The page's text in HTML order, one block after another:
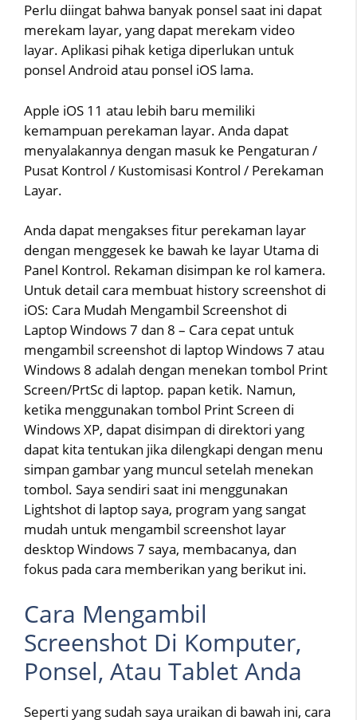
Perlu diingat bahwa banyak ponsel saat ini dapat
merekam layar, yang dapat merekam video
layar. Aplikasi pihak ketiga diperlukan untuk
ponsel Android atau ponsel iOS lama.
Apple iOS 11 atau lebih baru memiliki
kemampuan perekaman layar. Anda dapat
menyalakannya dengan masuk ke Pengaturan /
Pusat Kontrol / Kustomisasi Kontrol / Perekaman
Layar.
Anda dapat mengakses fitur perekaman layar
dengan menggesek ke bawah ke layar Utama di
Panel Kontrol. Rekaman disimpan ke rol kamera.
Untuk detail cara membuat history screenshot di
iOS: Cara Mudah Mengambil Screenshot di
Laptop Windows 7 dan 8 – Cara cepat untuk
mengambil screenshot di laptop Windows 7 atau
Windows 8 adalah dengan menekan tombol Print
Screen/PrtSc di laptop. papan ketik. Namun,
ketika menggunakan tombol Print Screen di
Windows XP, dapat disimpan di direktori yang
dapat kita tentukan jika dilengkapi dengan menu
simpan gambar yang muncul setelah menekan
tombol. Saya sendiri saat ini menggunakan
Lightshot di laptop saya, program yang sangat
mudah untuk mengambil screenshot layar
desktop Windows 7 saya, membacanya, dan
fokus pada cara memberikan yang berikut ini.
Cara Mengambil
Screenshot Di Komputer,
Ponsel, Atau Tablet Anda
Seperti yang sudah saya uraikan di bawah ini, cara